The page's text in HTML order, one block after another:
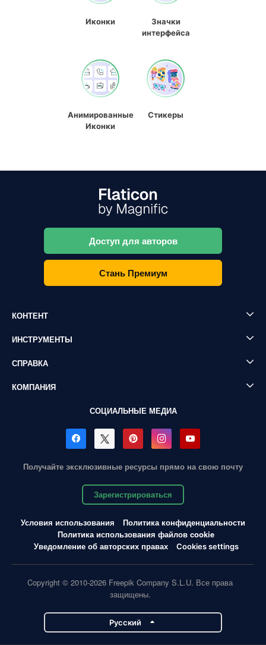
Иконки
Значки
интерфейса
Анимированные
Иконки
Стикеры
Доступ для авторов
Стань Премиум
КОНТЕНТ
ИНСТРУМЕНТЫ
СПРАВКА
КОМПАНИЯ
СОЦИАЛЬНЫЕ МЕДИА
Получайте эксклюзивные ресурсы прямо на свою почту
Зарегистрироваться
Условия использования
Политика конфиденциальности
Политика использования файлов cookie
Уведомление об авторских правах
Cookies settings
Copyright © 2010-2026 Freepik Company S.L.U. Все права
защищены.
Pусский